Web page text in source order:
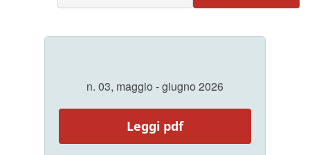
n. 03, maggio - giugno 2026
Leggi pdf